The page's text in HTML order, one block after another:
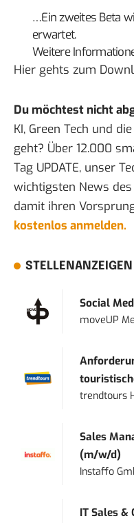
…Ein zweites Beta
erwartet.
Weitere
Hier gehts zum
Du möchtest nicht
KI, Green Tech und
geht? Über 12.000
Tag UPDATE, unser
wichtigsten News
damit ihren
kostenlos anmelden.
STELLENANZEIGEN
Social
moveUP
trendtours
Sales
(m/w/d)
Instaffo
IT Sales